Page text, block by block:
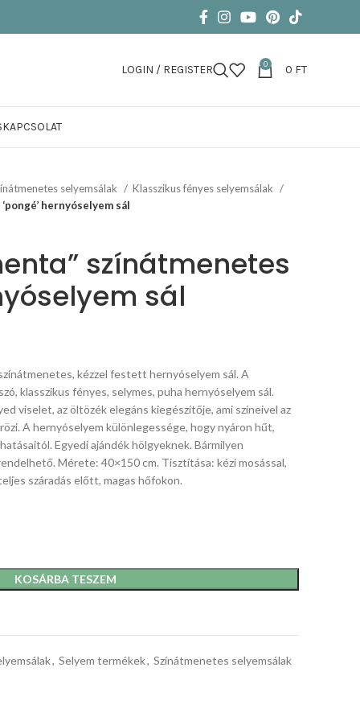
LOGIN / REGISTER 0 0 FT
KAPCSOLAT
selyemsálak
Klasszikus fényes selyemsálak
hernyóselyem sál
színátmenetes
sál
kézzel festett hernyóselyem sál. A
klasszikus fényes, selymes, puha hernyóselyem sál.
viselet, az öltözék elegáns kiegészítője, ami színeivel az
A hernyóselyem különlegessége, hogy nyáron hűt,
Egyedi ajándék hölgyeknek. Bármilyen
Mérete: 40×150 cm. Tisztítása: kézi mosással,
száradás előtt, magas hőfokon.
KOSÁRBA TESZEM
, Selyem termékek, Színátmenetes selyemsálak